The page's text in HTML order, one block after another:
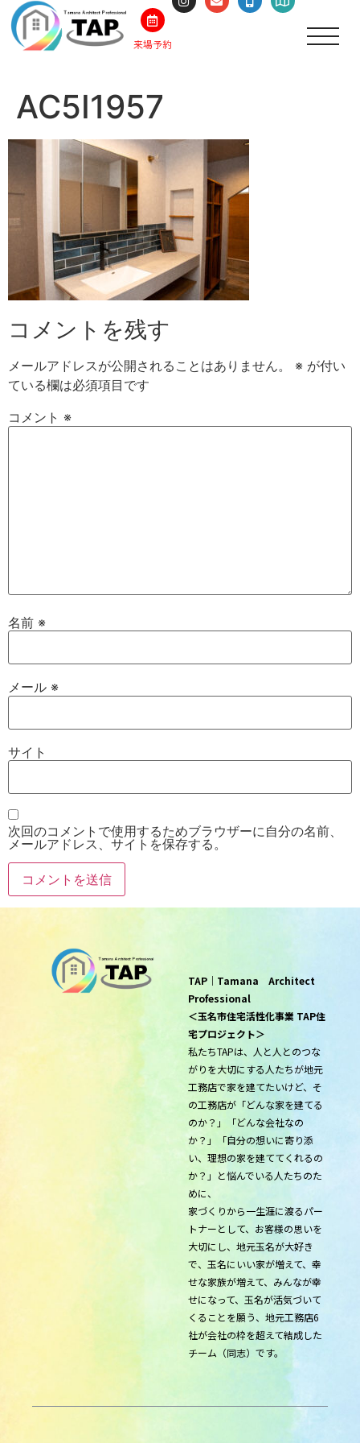
来場予約
AC5I1957
コメントを残す
メールアドレスが公開されることはありません。 ※ が付い
ている欄は必須項目です
コメント ※
名前 ※
メール ※
サイト
次回のコメントで使用するためブラウザーに自分の名前、
メールアドレス、サイトを保存する。
TAP｜Tamana Architect
Professional
＜玉名市住宅活性化事業 TAP住
宅プロジェクト＞
私たちTAPは、人と人とのつな
がりを大切にする人たちが地元
工務店で家を建てたいけど、そ
の工務店が「どんな家を建てる
のか？」「どんな会社なの
か？」「自分の想いに寄り添
い、理想の家を建ててくれるの
か？」と悩んでいる人たちのた
めに、
家づくりから一生涯に渡るパー
トナーとして、お客様の思いを
大切にし、地元玉名が大好き
で、玉名にいい家が増えて、幸
せな家族が増えて、みんなが幸
せになって、玉名が活気づいて
くることを願う、地元工務店6
社が会社の枠を超えて結成した
チーム（同志）です。